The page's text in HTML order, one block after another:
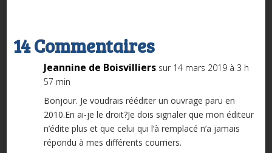
14 Commentaires
Jeannine de Boisvilliers sur 14 mars 2019 à 3 h
57 min
Bonjour. Je voudrais rééditer un ouvrage paru en
2010.En ai-je le droit?Je dois signaler que mon éditeur
n’édite plus et que celui qui l’à remplacé n’a jamais
répondu à mes différents courriers.